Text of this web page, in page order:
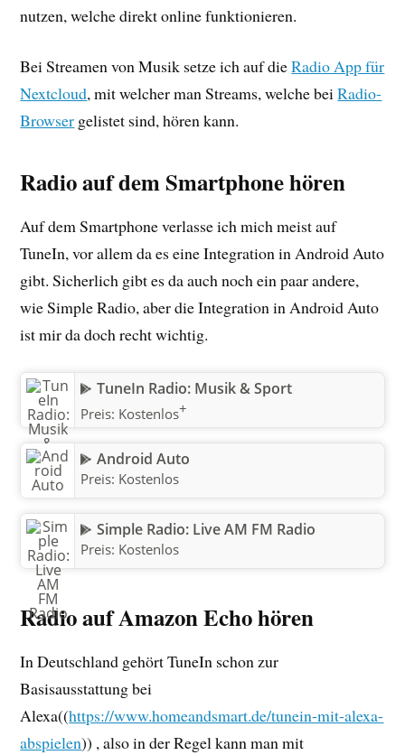
nutzen, welche direkt online funktionieren.
Bei Streamen von Musik setze ich auf dieRadio App für
Nextcloud, mit welcher man Streams, welche beiRadio-
Browser gelistet sind, hören kann.
Radio auf dem Smartphone hören
Auf dem Smartphone verlasse ich mich meist auf
TuneIn, vor allem da es eine Integration in Android Auto
gibt. Sicherlich gibt es da auch noch ein paar andere,
wie Simple Radio, aber die Integration in Android Auto
ist mir da doch recht wichtig.
TuneIn Radio: Musik & Sport
Preis: Kostenlos+
Android Auto
Preis: Kostenlos
Simple Radio: Live AM FM Radio
Preis: Kostenlos
Radio auf Amazon Echo hören
In Deutschland gehört TuneIn schon zur
Basisausstattung bei
Alexa((https://www.homeandsmart.de/tunein-mit-alexa-
abspielen)) , also in der Regel kann man mit